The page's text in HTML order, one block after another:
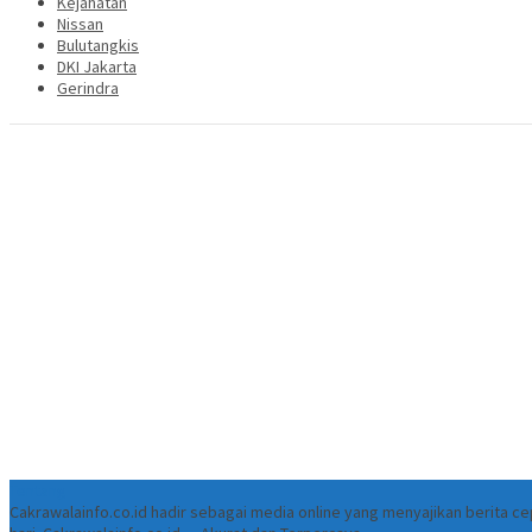
Nissan
Bulutangkis
DKI Jakarta
Gerindra
Cakrawalainfo.co.id hadir sebagai media online yang menyajikan berita